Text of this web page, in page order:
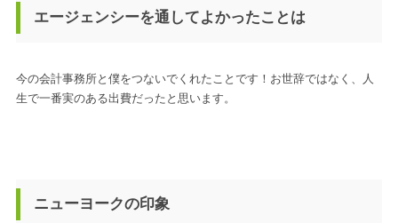
エージェンシーを通してよかったことは
今の会計事務所と僕をつないでくれたことです！お世辞ではなく、人
生で一番実のある出費だったと思います。
ニューヨークの印象